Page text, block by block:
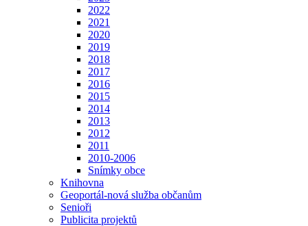
2022
2021
2020
2019
2018
2017
2016
2015
2014
2013
2012
2011
2010-2006
Snímky obce
Knihovna
Geoportál-nová služba občanům
Senioři
Publicita projektů